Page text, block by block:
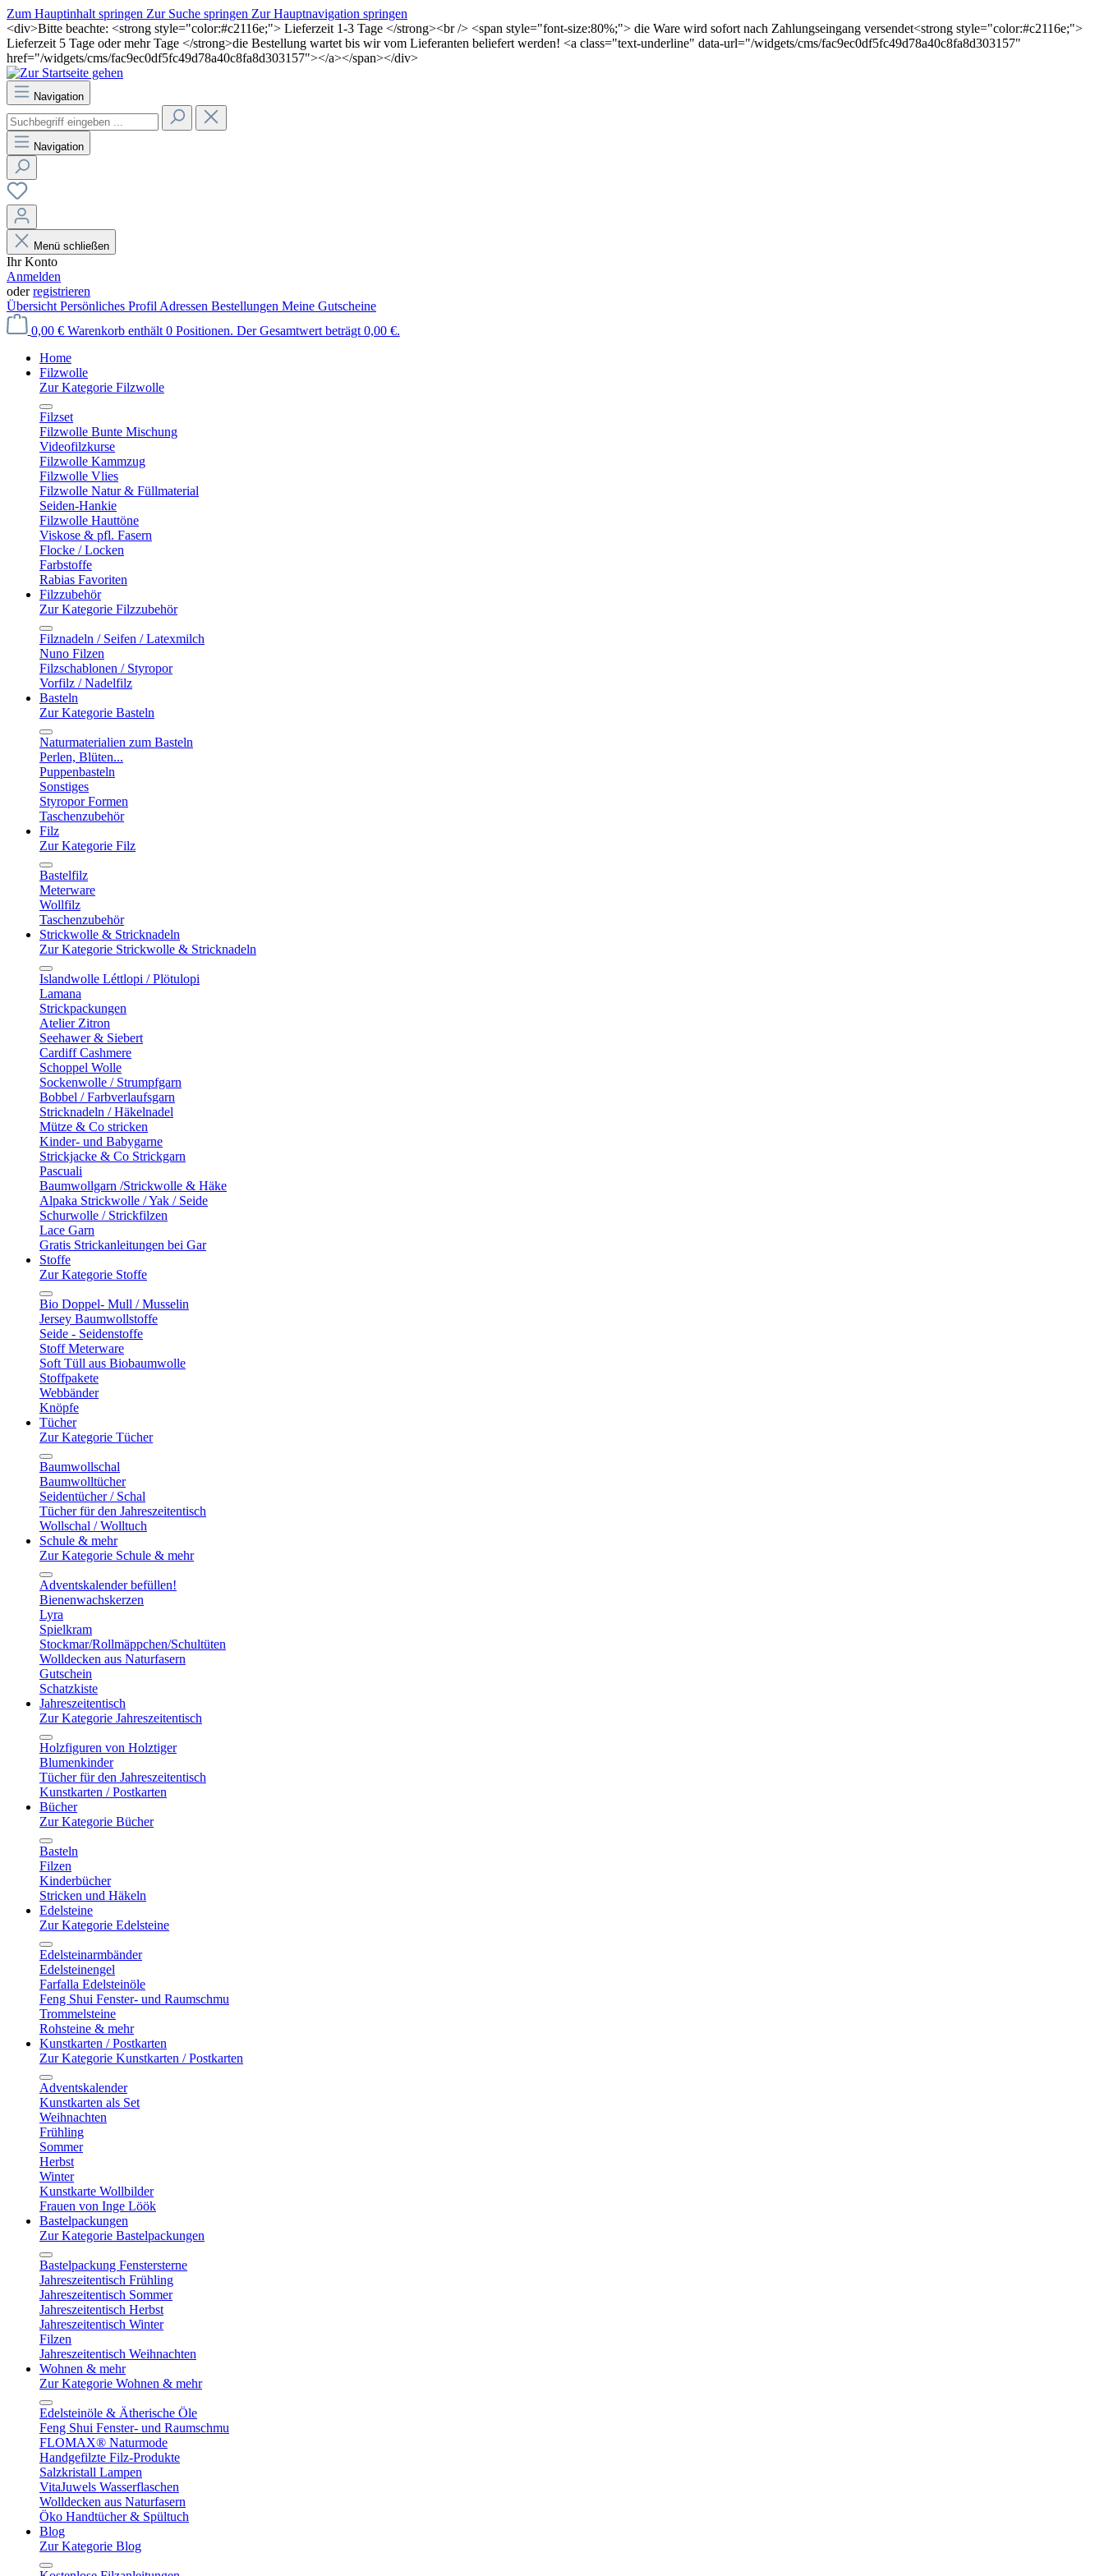
Zum Hauptinhalt springen Zur Suche springen Zur Hauptnavigation springen
<div>Bitte beachte: <strong style="color:#c2116e;"> Lieferzeit 1-3 Tage </strong><br /> <span style="font-size:80%;"> die Ware wird sofort nach Zahlungseingang versendet<strong style="color:#c2116e;">
Lieferzeit 5 Tage oder mehr Tage </strong>die Bestellung wartet bis wir vom Lieferanten beliefert werden! <a class="text-underline" data-url="/widgets/cms/fac9ec0df5fc49d78a40c8fa8d303157"
href="/widgets/cms/fac9ec0df5fc49d78a40c8fa8d303157"></a></span></div>
Navigation
Navigation
Menü schließen
Ihr Konto
Anmelden
oderregistrieren
Übersicht Persönliches Profil Adressen Bestellungen Meine Gutscheine
0,00 € Warenkorb enthält 0 Positionen. Der Gesamtwert beträgt 0,00 €.
Home
Filzwolle
Zur Kategorie Filzwolle
Filzset
Filzwolle Bunte Mischung
Videofilzkurse
Filzwolle Kammzug
Filzwolle Vlies
Filzwolle Natur & Füllmaterial
Seiden-Hankie
Filzwolle Hauttöne
Viskose & pfl. Fasern
Flocke / Locken
Farbstoffe
Rabias Favoriten
Filzzubehör
Zur Kategorie Filzzubehör
Filznadeln / Seifen / Latexmilch
Nuno Filzen
Filzschablonen / Styropor
Vorfilz / Nadelfilz
Basteln
Zur Kategorie Basteln
Naturmaterialien zum Basteln
Perlen, Blüten...
Puppenbasteln
Sonstiges
Styropor Formen
Taschenzubehör
Filz
Zur Kategorie Filz
Bastelfilz
Meterware
Wollfilz
Taschenzubehör
Strickwolle & Stricknadeln
Zur Kategorie Strickwolle & Stricknadeln
Islandwolle Léttlopi / Plötulopi
Lamana
Strickpackungen
Atelier Zitron
Seehawer & Siebert
Cardiff Cashmere
Schoppel Wolle
Sockenwolle / Strumpfgarn
Bobbel / Farbverlaufsgarn
Stricknadeln / Häkelnadel
Mütze & Co stricken
Kinder- und Babygarne
Strickjacke & Co Strickgarn
Pascuali
Baumwollgarn /Strickwolle & Häke
Alpaka Strickwolle / Yak / Seide
Schurwolle / Strickfilzen
Lace Garn
Gratis Strickanleitungen bei Gar
Stoffe
Zur Kategorie Stoffe
Bio Doppel- Mull / Musselin
Jersey Baumwollstoffe
Seide - Seidenstoffe
Stoff Meterware
Soft Tüll aus Biobaumwolle
Stoffpakete
Webbänder
Knöpfe
Tücher
Zur Kategorie Tücher
Baumwollschal
Baumwolltücher
Seidentücher / Schal
Tücher für den Jahreszeitentisch
Wollschal / Wolltuch
Schule & mehr
Zur Kategorie Schule & mehr
Adventskalender befüllen!
Bienenwachskerzen
Lyra
Spielkram
Stockmar/Rollmäppchen/Schultüten
Wolldecken aus Naturfasern
Gutschein
Schatzkiste
Jahreszeitentisch
Zur Kategorie Jahreszeitentisch
Holzfiguren von Holztiger
Blumenkinder
Tücher für den Jahreszeitentisch
Kunstkarten / Postkarten
Bücher
Zur Kategorie Bücher
Basteln
Filzen
Kinderbücher
Stricken und Häkeln
Edelsteine
Zur Kategorie Edelsteine
Edelsteinarmbänder
Edelsteinengel
Farfalla Edelsteinöle
Feng Shui Fenster- und Raumschmu
Trommelsteine
Rohsteine & mehr
Kunstkarten / Postkarten
Zur Kategorie Kunstkarten / Postkarten
Adventskalender
Kunstkarten als Set
Weihnachten
Frühling
Sommer
Herbst
Winter
Kunstkarte Wollbilder
Frauen von Inge Löök
Bastelpackungen
Zur Kategorie Bastelpackungen
Bastelpackung Fenstersterne
Jahreszeitentisch Frühling
Jahreszeitentisch Sommer
Jahreszeitentisch Herbst
Jahreszeitentisch Winter
Filzen
Jahreszeitentisch Weihnachten
Wohnen & mehr
Zur Kategorie Wohnen & mehr
Edelsteinöle & Ätherische Öle
Feng Shui Fenster- und Raumschmu
FLOMAX® Naturmode
Handgefilzte Filz-Produkte
Salzkristall Lampen
VitaJuwels Wasserflaschen
Wolldecken aus Naturfasern
Öko Handtücher & Spültuch
Blog
Zur Kategorie Blog